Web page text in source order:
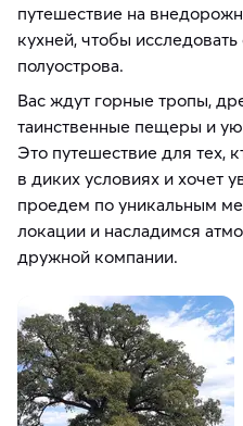
путешествие на
кухней, чтобы
полуострова.
Вас ждут горные тропы,
таинственные пещеры и
Это путешествие для тех,
в диких условиях и хочет
проедем по уникальным
локации и насладимся
дружной компании.